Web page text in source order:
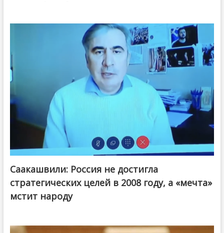
Саакашвили: Россия не достигла
стратегических целей в 2008 году, а «мечта»
мстит народу